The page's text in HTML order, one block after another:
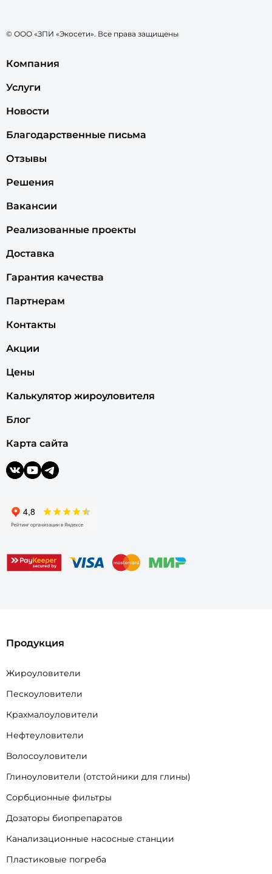
© ООО «ЗПИ «Экосети». Все права защищены
Компания
Услуги
Новости
Благодарственные письма
Отзывы
Решения
Вакансии
Реализованные проекты
Доставка
Гарантия качества
Партнерам
Контакты
Акции
Цены
Калькулятор жироуловителя
Блог
Карта сайта
Продукция
Жироуловители
Пескоуловители
Крахмалоуловители
Нефтеуловители
Волосоуловители
Глиноуловители (отстойники для глины)
Сорбционные фильтры
Дозаторы биопрепаратов
Канализационные насосные станции
Пластиковые погреба